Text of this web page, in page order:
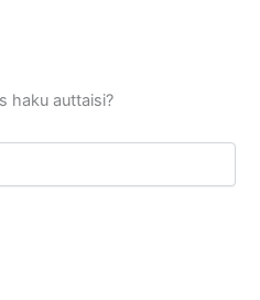
haku auttaisi?